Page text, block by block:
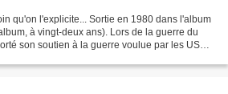
qu'on l'explicite... Sortie en 1980 dans l'album
à vingt-deux ans). Lors de la guerre du
son soutien à la guerre voulue par les USA,